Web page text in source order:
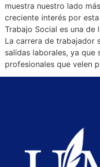
muestra nuestro lado
creciente interés por
Trabajo Social es una de
La carrera de trabajador
salidas laborales, ya que
profesionales que velen